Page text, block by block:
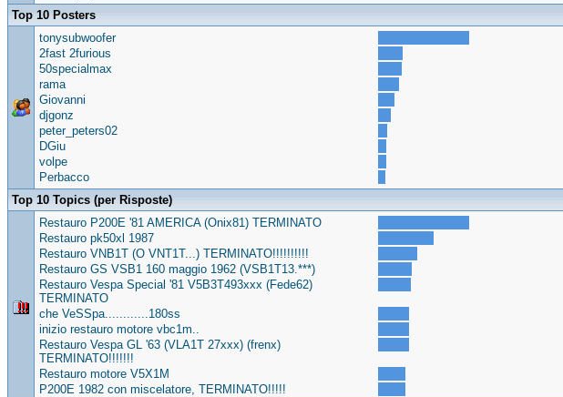
Top 10 Posters
tonysubwoofer
2fast 2furious
50specialmax
rama
Giovanni
djgonz
peter_peters02
DGiu
volpe
Perbacco
Top 10 Topics (per Risposte)
Restauro P200E '81 AMERICA (Onix81) TERMINATO
Restauro pk50xl 1987
Restauro VNB1T (O VNT1T...) TERMINATO!!!!!!!!!!
Restauro GS VSB1 160 maggio 1962 (VSB1T13.***)
Restauro Vespa Special '81 V5B3T493xxx (Fede62)
TERMINATO
che VeSSpa............180ss
inizio restauro motore vbc1m..
Restauro Vespa GL '63 (VLA1T 27xxx) (frenx)
TERMINATO!!!!!!!
Restauro motore V5X1M
P200E 1982 con miscelatore, TERMINATO!!!!!